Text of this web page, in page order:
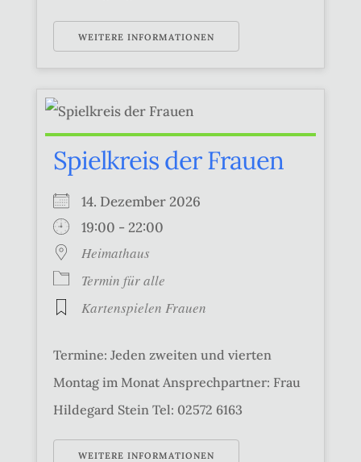
WEITERE INFORMATIONEN
Spielkreis der Frauen
14. Dezember 2026
19:00 - 22:00
Heimathaus
Termin für alle
Kartenspielen Frauen
Termine: Jeden zweiten und vierten
Montag im Monat Ansprechpartner: Frau
Hildegard Stein Tel: 02572 6163
WEITERE INFORMATIONEN